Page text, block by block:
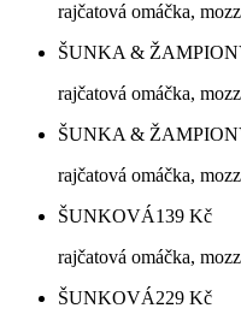
rajčatová omáčka,
ŠUNKA &
rajčatová omáčka,
ŠUNKA &
rajčatová omáčka,
ŠUNKOVÁ139 Kč
rajčatová omáčka,
ŠUNKOVÁ229 Kč